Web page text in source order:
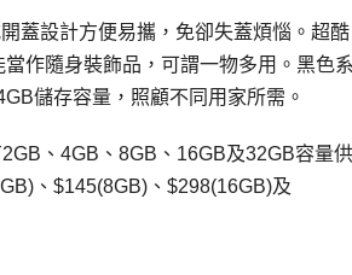
蓋設計方便易攜，免卻失蓋煩惱。超酷
作隨身裝飾品，可謂一物多用。黑色系
儲存容量，照顧不同用家所需。
、4GB、8GB、16GB及32GB容量供
、$145(8GB)、$298(16GB)及